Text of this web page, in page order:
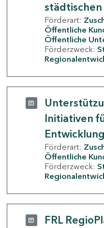
städtischen
Förderart:
Öffentliche
Öffentliche
Förderzweck:
Initiativen
Entwicklung
Förderart:
Öffentliche
Förderzweck:
FRL